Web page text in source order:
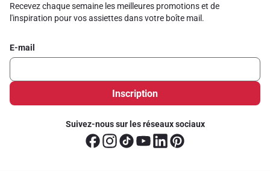
Recevez chaque semaine les meilleures promotions et de
l'inspiration pour vos assiettes dans votre boîte mail.
E-mail
Inscription
Suivez-nous sur les réseaux sociaux